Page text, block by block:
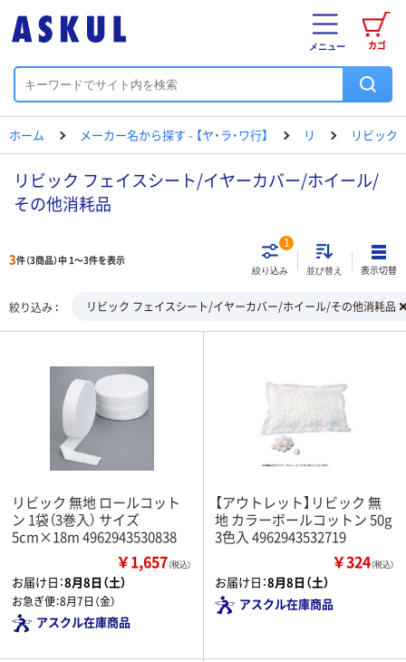
カゴ
メニュー
ホーム メーカー名から探す - 【ヤ・ラ・ワ行】 リ リビック
リビック フェイスシート/イヤーカバー/ホイール/
その他消耗品
3件（3商品）中 1～3件を表示
絞り込み
1
並び替え 表示切替
絞り込み リビック フェイスシート/イヤーカバー/ホイール/その他消耗品
リビック 無地 ロールコット
ン 1袋（3巻入） サイズ
5cm×18m 4962943530838
￥1,657（税込）
お届け日：8月8日（土）
お急ぎ便：8月7日（金）
アスクル在庫商品
【アウトレット】リビック 無
地 カラーボールコットン 50g
3色入 4962943532719
￥324（税込）
お届け日：8月8日（土）
アスクル在庫商品